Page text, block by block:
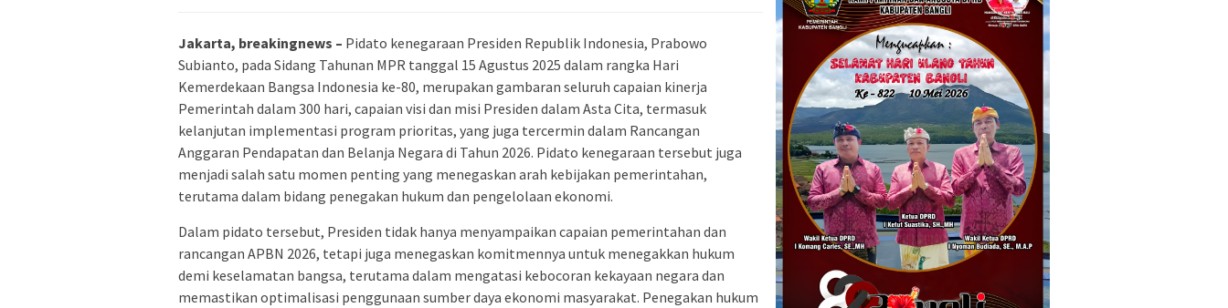
Jakarta, breakingnews – Pidato kenegaraan Presiden Republik Indonesia, Prabowo
Subianto, pada Sidang Tahunan MPR tanggal 15 Agustus 2025 dalam rangka Hari
Kemerdekaan Bangsa Indonesia ke-80, merupakan gambaran seluruh capaian kinerja
Pemerintah dalam 300 hari, capaian visi dan misi Presiden dalam Asta Cita, termasuk
kelanjutan implementasi program prioritas, yang juga tercermin dalam Rancangan
Anggaran Pendapatan dan Belanja Negara di Tahun 2026. Pidato kenegaraan tersebut juga
menjadi salah satu momen penting yang menegaskan arah kebijakan pemerintahan,
terutama dalam bidang penegakan hukum dan pengelolaan ekonomi.
Dalam pidato tersebut, Presiden tidak hanya menyampaikan capaian pemerintahan dan
rancangan APBN 2026, tetapi juga menegaskan komitmennya untuk menegakkan hukum
demi keselamatan bangsa, terutama dalam mengatasi kebocoran kekayaan negara dan
memastikan optimalisasi penggunaan sumber daya ekonomi masyarakat. Penegakan hukum